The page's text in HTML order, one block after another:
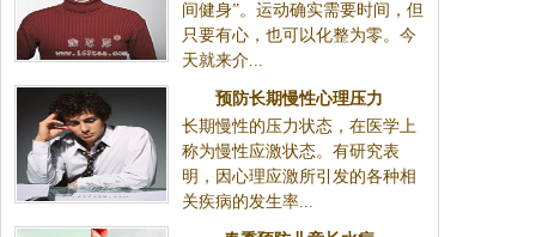
间健身”。运动确实需要时间，但
只要有心，也可以化整为零。今
天就来介...
预防长期慢性心理压力
长期慢性的压力状态，在医学上
称为慢性应激状态。有研究表
明，因心理应激所引发的各种相
关疾病的发生率...